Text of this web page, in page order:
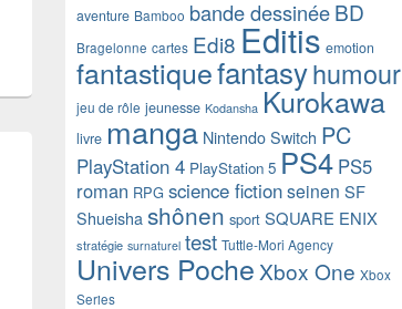
aventure Bamboo bande dessinéeBD
Bragelonne cartes Edi8 Editis emotion
fantastiquefantasyhumour
jeu de rôle jeunesse Kodansha Kurokawa
livre manga Nintendo Switch PC
PlayStation 4 PlayStation 5 PS4 PS5
roman RPG science fictionseinen SF
Shueisha shônen sport SQUARE ENIX
stratégie surnaturel test Tuttle-Mori Agency
Univers Poche Xbox One Xbox
Series